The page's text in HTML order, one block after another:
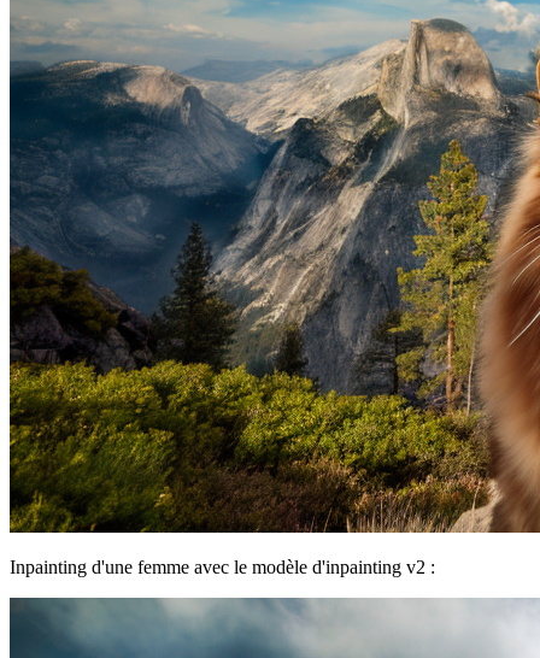
Inpainting d'une femme avec le modèle d'inpainting v2 :